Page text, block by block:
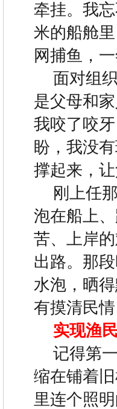
牵挂。我
米的船舱
网捕鱼，
面对组
是父母和
我咬了咬
盼，我没
撑起来，
刚上任
泡在船上
苦、上岸
出路。那
水泡，晒
有摸清民
实现渔
记得第
缩在铺着
里连个照